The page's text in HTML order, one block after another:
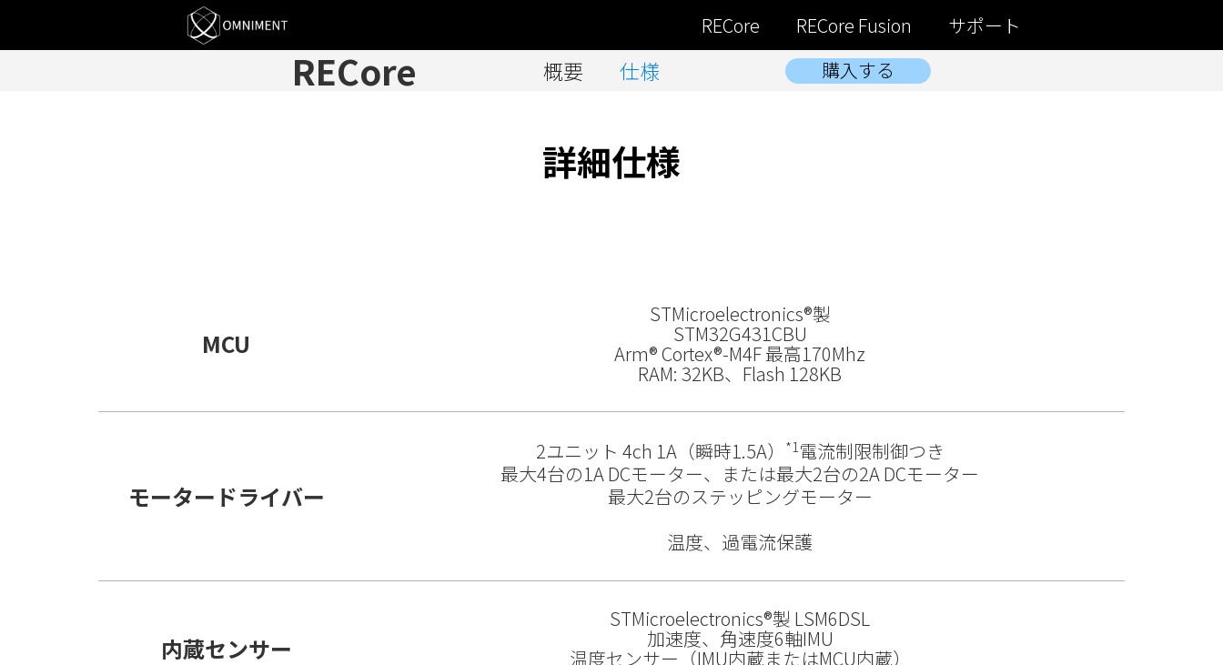
RECore RECore Fusion サポート
RECore 概要 仕様 購入する
詳細仕様
MCU
STMicroelectronics®製
STM32G431CBU
Arm® Cortex®-M4F 最高170Mhz
RAM: 32KB、Flash 128KB
モータードライバー
2ユニット 4ch 1A（瞬時1.5A） *1電流制限制御つき
最大4台の1A DCモーター、または最大2台の2A DCモーター
最大2台のステッピングモーター
温度、過電流保護
内蔵センサー
STMicroelectronics®製 LSM6DSL
加速度、角速度6軸IMU
温度センサー（IMU内蔵またはMCU内蔵）